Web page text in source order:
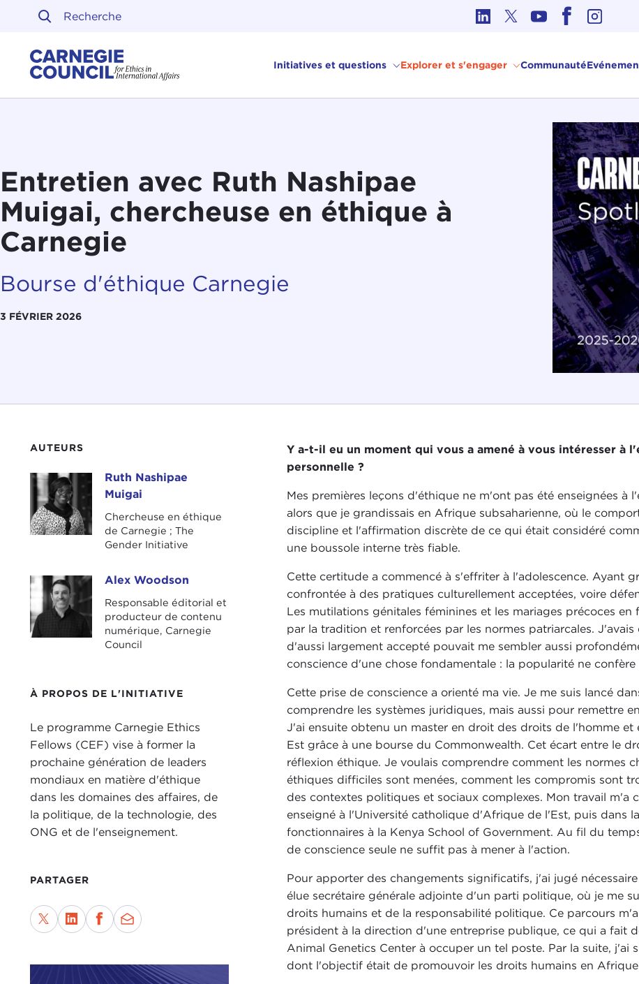
Skip to content
Initiatives et questions Explorer et s'engager Communauté
Entretien avec Ruth Nashipae
Muigai, chercheuse en éthique à
Carnegie
Bourse d'éthique Carnegie
3 FÉVRIER 2026
AUTEURS
Ruth Nashipae Muigai
Ruth Nashipae
Muigai
Chercheuse en éthique
de Carnegie ; The
Gender Initiative
Alex WoodsonAlex Woodson
Responsable éditorial et
producteur de contenu
numérique, Carnegie
Council
À PROPOS DE L'INITIATIVE
Le programme Carnegie Ethics
Fellows (CEF) vise à former la
prochaine génération de leaders
mondiaux en matière d'éthique
dans les domaines des affaires, de
la politique, de la technologie, des
ONG et de l'enseignement.
PARTAGER
Y a-t-il eu un moment qui vous a amené à vous intéresser à
personnelle ?
Mes premières leçons d'éthique ne m'ont pas été enseignées à
alors que je grandissais en Afrique subsaharienne, où le
discipline et l'affirmation discrète de ce qui était considéré
une boussole interne très fiable.
Cette certitude a commencé à s'effriter à l'adolescence. Ayant
confrontée à des pratiques culturellement acceptées, voire
Les mutilations génitales féminines et les mariages précoces
par la tradition et renforcées par les normes patriarcales.
d'aussi largement accepté pouvait me sembler aussi
conscience d'une chose fondamentale : la popularité ne
Cette prise de conscience a orienté ma vie. Je me suis lancé
comprendre les systèmes juridiques, mais aussi pour remettre
J'ai ensuite obtenu un master en droit des droits de l'homme
Est grâce à une bourse du Commonwealth. Cet écart entre le
réflexion éthique. Je voulais comprendre comment les normes
éthiques difficiles sont menées, comment les compromis sont
des contextes politiques et sociaux complexes. Mon travail m'a
enseigné à l'Université catholique d'Afrique de l'Est, puis dans
fonctionnaires à la Kenya School of Government. Au fil du
de conscience seule ne suffit pas à mener à l'action.
Pour apporter des changements significatifs, j'ai jugé
élue secrétaire générale adjointe d'un parti politique, où je me
droits humains et de la responsabilité politique. Ce parcours
président à la direction d'une entreprise publique, ce qui a fait
Animal Genetics Center à occuper un tel poste. Par la suite,
dont l'objectif était de promouvoir les droits humains en